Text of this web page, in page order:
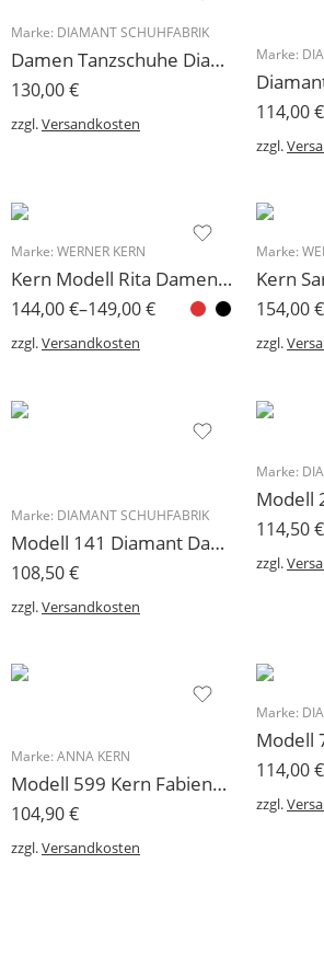
Marke: DIAMANT SCHUHFABRIK
Damen Tanzschuhe Diamant Modell 75: Satinpumps mit 5 cm Absatz, einfärbbar
130,00€
zzgl.Versandkosten
Marke:
114,00€
zzgl.
Marke: WERNER KERN
Kern Modell Rita Damen Tanzschuh 5 cm
144,00€–149,00€
zzgl.Versandkosten
Marke:
154,00€
zzgl.
Marke: DIAMANT SCHUHFABRIK
Modell 141 Diamant Damen Sandalette mit 5 cm Absatz, zierlicher Schnitt, neutrale Farbe bronce antik
108,50€
zzgl.Versandkosten
Marke:
114,50€
zzgl.
Marke: ANNA KERN
Modell 599 Kern Fabienne Damen Tanzschuh 3,5 cm Blockabsatz
104,90€
zzgl.Versandkosten
Marke:
114,00€
zzgl.